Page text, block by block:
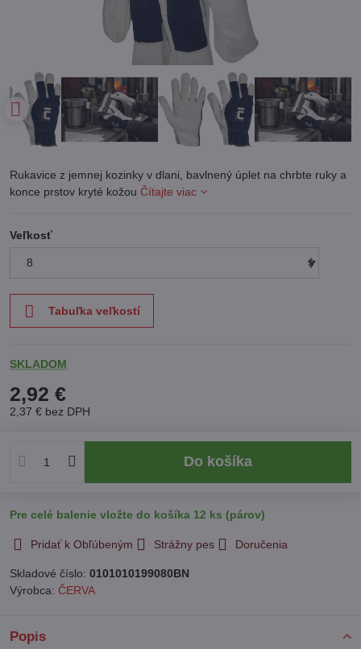
Rukavice z jemnej kozinky v dlani, bavlnený úplet na chrbte ruky a
konce prstov kryté kožou Čítajte viac
Veľkosť
Tabuľka veľkostí
SKLADOM
2,92 €
2,37 € bez DPH
Do košíka
Pre celé balenie vložte do košíka 12 ks (párov)
Pridať k Obľúbeným Strážny pes Doručenia
Skladové číslo: 0101010199080BN
Výrobca: ČERVA
Popis